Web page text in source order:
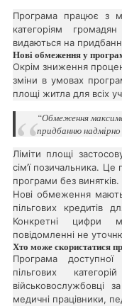
Програма працює з
категоріям
видаються на
Нові обмеження у
Окрім зниження
зміни в умовах
площі житла для всіх
“Обмеження
придбанню
Ліміти площі
сім’ї позичальника. Це
програми без винятків.
Нові обмеження
пільгових кредитів
Конкретні цифри
повідомленні не
Хто може скористатися
Програма
пільгових
військовослужбовці
медичні працівники,